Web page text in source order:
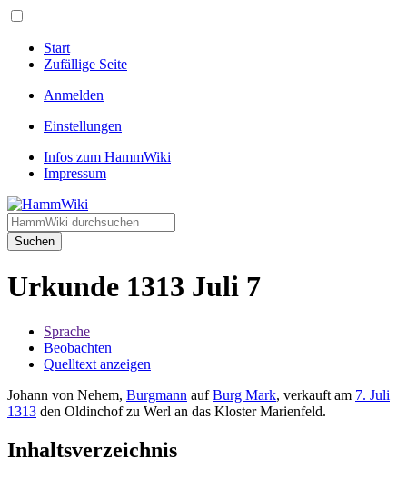
Start
Zufällige Seite
Anmelden
Einstellungen
Infos zum HammWiki
Impressum
Suchen
Urkunde 1313 Juli 7
Sprache
Beobachten
Quelltext anzeigen
Johann von Nehem, Burgmann aufBurg Mark, verkauft am 7. Juli
1313 den Oldinchof zu Werl an das Kloster Marienfeld.
Inhaltsverzeichnis